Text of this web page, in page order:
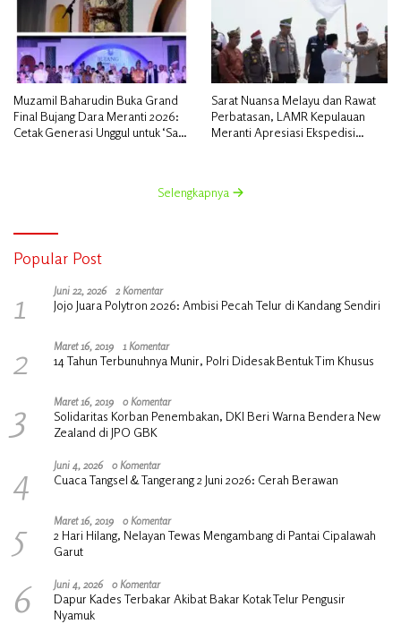
Muzamil Baharudin Buka Grand
Final Bujang Dara Meranti 2026:
Cetak Generasi Unggul untuk ‘Sagu
Sarat Nuansa Melayu dan Rawat
Perbatasan, LAMR Kepulauan
Meranti Apresiasi Ekspedisi
Selengkapnya
Popular Post
1 Juni 22, 2026 2 Komentar
Jojo Juara Polytron 2026: Ambisi Pecah Telur di Kandang Sendiri
2 Maret 16, 2019 1 Komentar
14 Tahun Terbunuhnya Munir, Polri Didesak Bentuk Tim Khusus
3 Maret 16, 2019 0 Komentar
Solidaritas Korban Penembakan, DKI Beri Warna Bendera New
Zealand di JPO GBK
4 Juni 4, 2026 0 Komentar
Cuaca Tangsel & Tangerang 2 Juni 2026: Cerah Berawan
5 Maret 16, 2019 0 Komentar
2 Hari Hilang, Nelayan Tewas Mengambang di Pantai Cipalawah
Garut
6 Juni 4, 2026 0 Komentar
Dapur Kades Terbakar Akibat Bakar Kotak Telur Pengusir
Nyamuk